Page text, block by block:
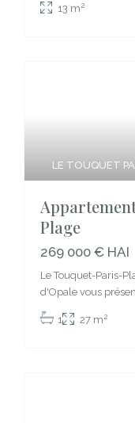
13 m2
LE TOUQUET
Plage
269 000 € HAI
Le Touquet-Paris-
d'Opale vous
1 27 m2